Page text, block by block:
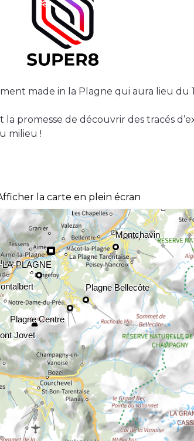
made in la Plagne qui aura lieu du
promesse de découvrir des tracés
milieu !
la carte en plein écran